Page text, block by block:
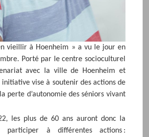
vieillir à Hoenheim » a vu le jour en
Porté par le centre socioculturel
avec la ville de Hoenheim et
initiative vise à soutenir des actions de
perte d’autonomie des séniors vivant
les plus de 60 ans auront donc la
participer à différentes actions :